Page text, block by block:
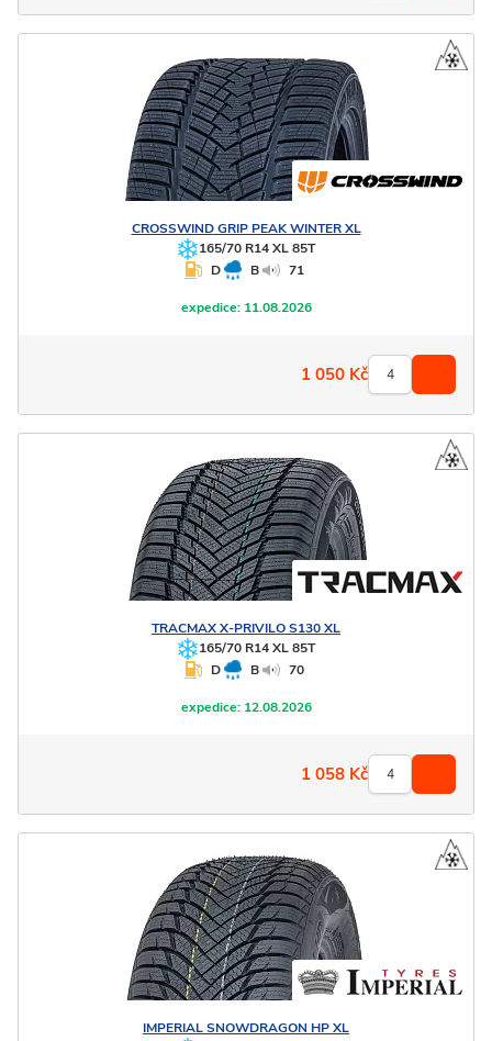
CROSSWINDGRIP PEAK WINTER XL
165/70 R14 XL 85T
D
B 71
expedice:11.08.2026
1 050 Kč
TRACMAXX-PRIVILO S130 XL
165/70 R14 XL 85T
D
B 70
expedice:12.08.2026
1 058 Kč
IMPERIALSNOWDRAGON HP XL